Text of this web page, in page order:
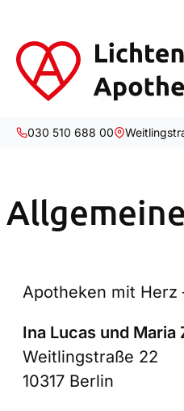
Inhalt
springen
030 510 688 00
Apotheken mit Herz
Ina Lucas und Maria
Weitlingstraße 22
10317 Berlin